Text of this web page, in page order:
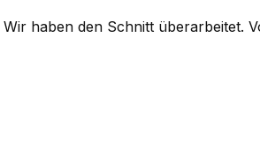
Wir haben den Schnitt überarbeitet.